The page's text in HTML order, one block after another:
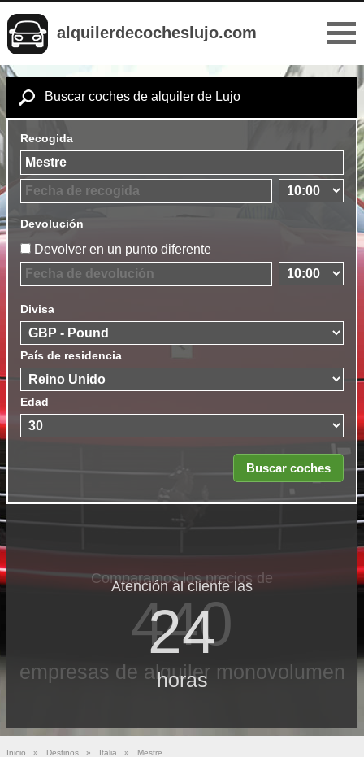
alquilerdecocheslujo.com
Buscar coches de alquiler de Lujo
Recogida
Devolución
Devolver en un punto diferente
Divisa
País de residencia
Edad
Comparamos los precios de
440
empresas de alquiler monovolumen
Atención al cliente las
24
horas
Inicio » Destinos » Italia » Mestre